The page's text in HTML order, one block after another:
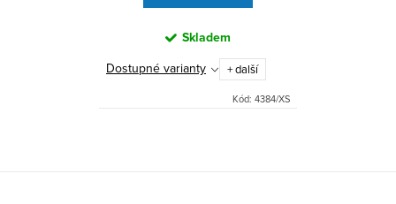
Skladem
Dostupné varianty
+ další
Kód: 4384/XS